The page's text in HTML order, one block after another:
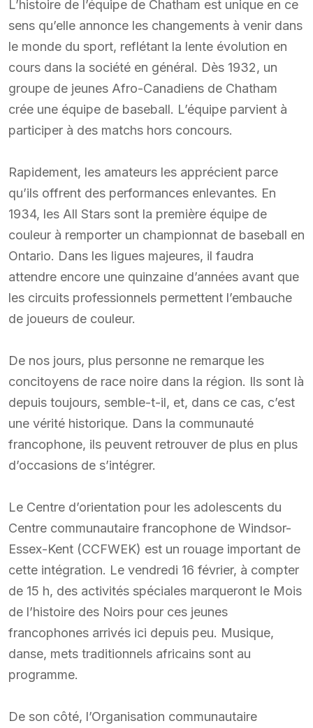
L’histoire de l’équipe de Chatham est unique en ce
sens qu’elle annonce les changements à venir dans
le monde du sport, reflétant la lente évolution en
cours dans la société en général. Dès 1932, un
groupe de jeunes Afro-Canadiens de Chatham
crée une équipe de baseball. L’équipe parvient à
participer à des matchs hors concours.
Rapidement, les amateurs les apprécient parce
qu’ils offrent des performances enlevantes. En
1934, les All Stars sont la première équipe de
couleur à remporter un championnat de baseball en
Ontario. Dans les ligues majeures, il faudra
attendre encore une quinzaine d’années avant que
les circuits professionnels permettent l’embauche
de joueurs de couleur.
De nos jours, plus personne ne remarque les
concitoyens de race noire dans la région. Ils sont là
depuis toujours, semble-t-il, et, dans ce cas, c’est
une vérité historique. Dans la communauté
francophone, ils peuvent retrouver de plus en plus
d’occasions de s’intégrer.
Le Centre d’orientation pour les adolescents du
Centre communautaire francophone de Windsor-
Essex-Kent (CCFWEK) est un rouage important de
cette intégration. Le vendredi 16 février, à compter
de 15 h, des activités spéciales marqueront le Mois
de l’histoire des Noirs pour ces jeunes
francophones arrivés ici depuis peu. Musique,
danse, mets traditionnels africains sont au
programme.
De son côté, l’Organisation communautaire